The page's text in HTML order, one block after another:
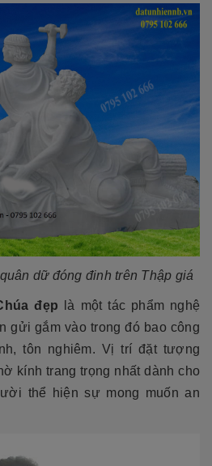
dữ đóng đinh trên Thập giá
đẹp là một tác phẩm nghệ
gửi gắm vào trong đó bao công
tôn nghiêm. Vị trí đặt tượng
kính trang trọng nhất dành cho
thể hiện sự mong muốn an